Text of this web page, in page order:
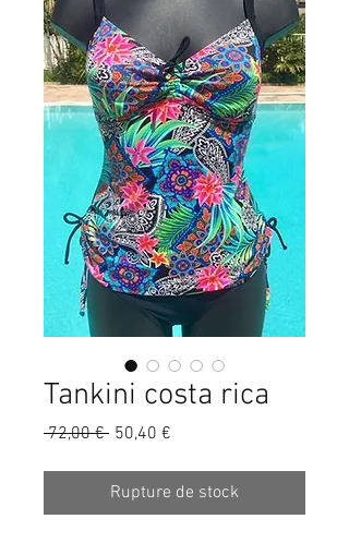
Tankini costa rica
72,00 € Prix
50,40 €
Rupture de stock